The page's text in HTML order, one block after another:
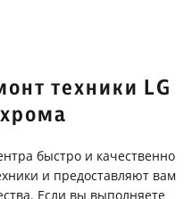
техники LG
быстро и качественно
и предоставляют вам
Если вы выполняете